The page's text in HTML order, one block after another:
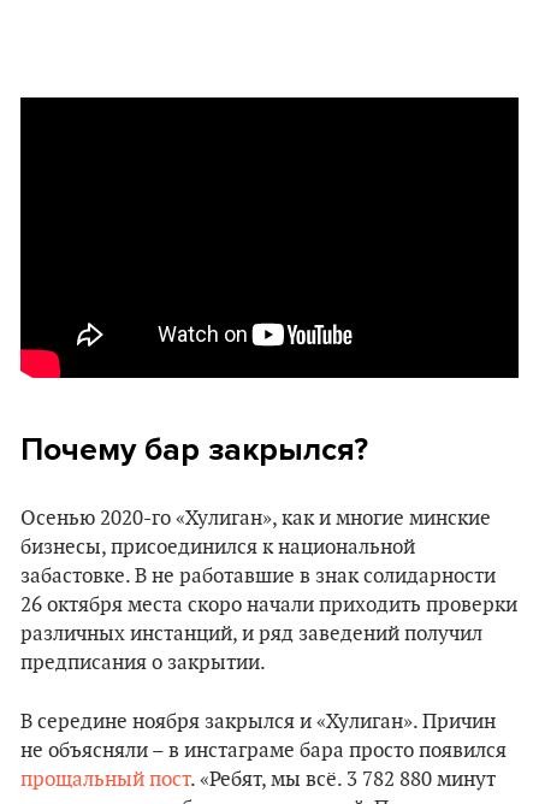
Почему бар закрылся?
Осенью 2020-го «‎Хулиган», как и многие минские
бизнесы, присоединился к национальной
забастовке. В не работавшие в знак солидарности
26 октября места скоро начали приходить проверки
различных инстанций, и ряд заведений получил
предписания о закрытии.
В середине ноября закрылся и «‎Хулиган». Причин
не объясняли – в инстаграме бара просто появился
прощальный пост. «Ребят, мы всё. 3 782 880 минут